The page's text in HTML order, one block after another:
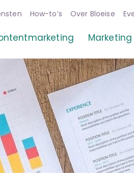
How-to’s Over Bloeise
Marketing